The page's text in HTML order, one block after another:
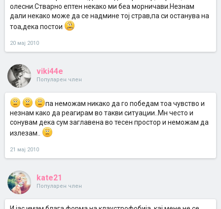
олесни.Стварно ептен некако ми беа морничави.Незнам
дали некако може да се надмине тој страв,па си останува на
тоа,дека постои
20 мај 2010
viki44e
Популарен член
па неможам никако да го победам тоа чувство и
незнам како да реагирам во такви ситуации..Мн често и
сонувам дека сум заглавена во тесен простор и неможам да
излезам..
21 мај 2010
kate21
Популарен член